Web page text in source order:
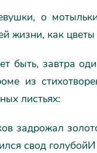
о
жизни, как
быть, завтра
из
листьях:
задрожал
свод